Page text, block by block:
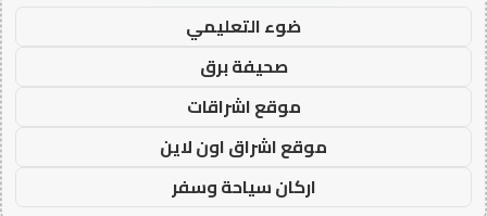
ضوء التعليمي
صحيفة برق
موقع اشراقات
موقع اشراق اون لاين
اركان سياحة وسفر